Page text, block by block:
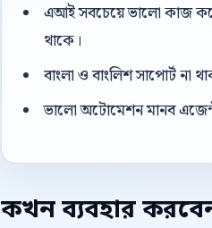
এআই সবচেয়ে ভালো কাজ করে
থাকে।
বাংলা ও বাংলিশ সাপোর্ট
ভালো অটোমেশন মানব
কখন ব্যবহার